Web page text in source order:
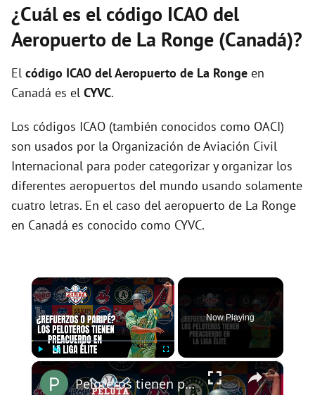
¿Cuál es el código ICAO del
Aeropuerto de La Ronge (Canadá)?
El código ICAO delAeropuerto de La Ronge en
Canadá es el CYVC.
Los códigos ICAO (también conocidos como OACI)
son usados por la Organización de Aviación Civil
Internacional para poder categorizar y organizar los
diferentes aeropuertos del mundo usando solamente
cuatro letras. En el caso del aeropuerto de La Ronge
en Canadá es conocido como CYVC.
×
Now Playing
×
Peloteros tienen preacuerdo con Equipos de la Liga Élite